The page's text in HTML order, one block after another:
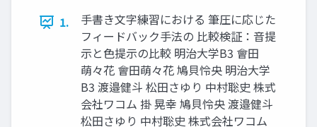
1.
手書き文字練習における 筆圧に応じた
フィードバック手法の 比較検証：音提
示と色提示の比較 明治大学B3 會田
萌々花 會田萌々花 鳩貝怜央 明治大学
B3 渡邉健斗 松田さゆり 中村聡史 株式
会社ワコム 掛 晃幸 鳩貝怜央 渡邉健斗
松田さゆり 中村聡史 株式会社ワコム